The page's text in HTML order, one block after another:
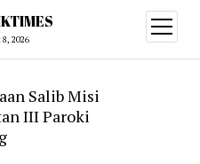
2026
open
menu
Salib Misi
III Paroki